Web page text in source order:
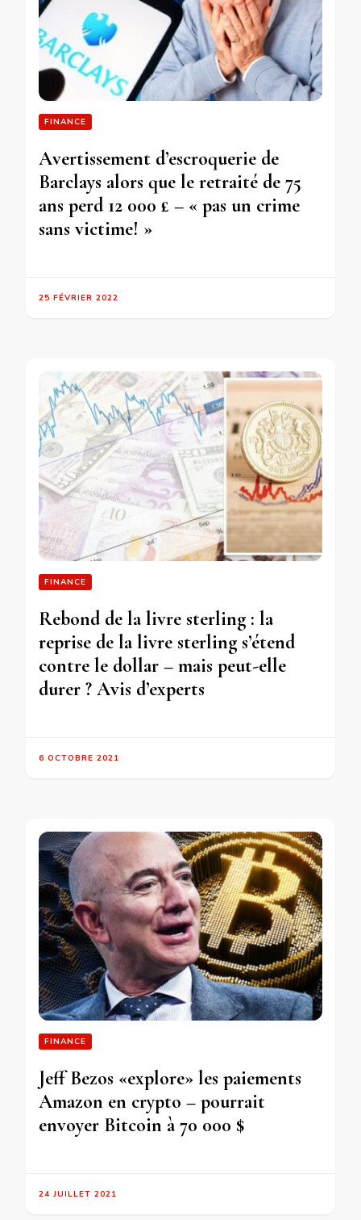
FINANCE
Avertissement d’escroquerie de
Barclays alors que le retraité de 75
ans perd 12 000 £ – « pas un crime
sans victime! »
25 FÉVRIER 2022
FINANCE
Rebond de la livre sterling : la
reprise de la livre sterling s’étend
contre le dollar – mais peut-elle
durer ? Avis d’experts
6 OCTOBRE 2021
FINANCE
Jeff Bezos «explore» les paiements
Amazon en crypto – pourrait
envoyer Bitcoin à 70 000 $
24 JUILLET 2021